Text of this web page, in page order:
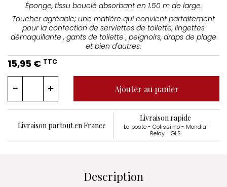
Éponge, tissu bouclé absorbant en 1.50 m de large.
Toucher agréable; une matière qui convient parfaitement
pour la confection de serviettes de toilette, lingettes
démaquillante , gants de toilette , peignoirs, draps de plage
et bien d'autres.
15,95 € TTC
Ajouter au panier
Livraison partout en France
Livraison rapide
La poste - Colissimo - Mondial
Relay - GLS
Description